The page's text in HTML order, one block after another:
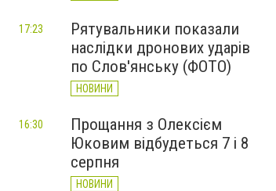
Рятувальники показали
наслідки дронових ударів
по Слов'янську (ФОТО)
НОВИНИ
17:23
Прощання з Олексієм
Юковим відбудеться 7 і 8
серпня
НОВИНИ
16:30